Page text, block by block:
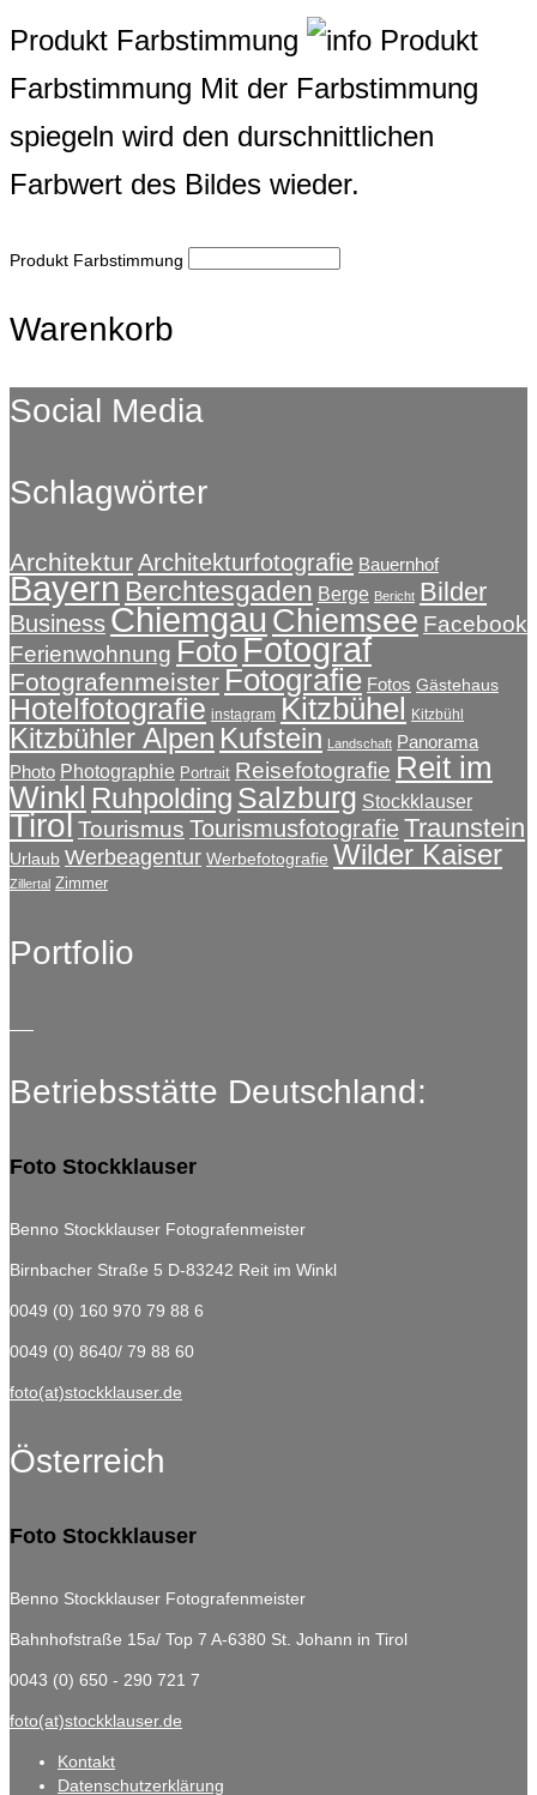
Produkt Farbstimmung
Produkt
Farbstimmung Mit der Farbstimmung
spiegeln wird den durschnittlichen
Farbwert des Bildes wieder.
Produkt Farbstimmung
Warenkorb
Social Media
Schlagwörter
ArchitekturArchitekturfotografie Bauernhof
Bayern Berchtesgaden Berge Bericht Bilder
BusinessChiemgauChiemsee Facebook
Ferienwohnung FotoFotograf
Fotografenmeister Fotografie Fotos Gästehaus
Hotelfotografie instagram Kitzbühel Kitzbühl
Kitzbühler Alpen Kufstein Landschaft Panorama
Photo Photographie Portrait Reisefotografie Reit im
Winkl Ruhpolding Salzburg Stockklauser
TirolTourismus TourismusfotografieTraunstein
Urlaub Werbeagentur Werbefotografie Wilder Kaiser
Zillertal Zimmer
Portfolio
Betriebsstätte Deutschland:
Foto Stockklauser
Benno Stockklauser Fotografenmeister
Birnbacher Straße 5 D-83242 Reit im Winkl
0049 (0) 160 970 79 88 6
0049 (0) 8640/ 79 88 60
foto(at)stockklauser.de
Österreich
Foto Stockklauser
Benno Stockklauser Fotografenmeister
Bahnhofstraße 15a/ Top 7 A-6380 St. Johann in Tirol
0043 (0) 650 - 290 721 7
foto(at)stockklauser.de
Kontakt
Datenschutzerklärung